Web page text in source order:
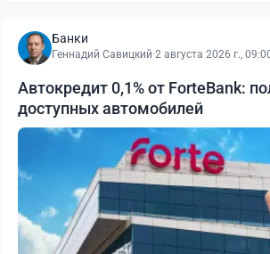
Банки
Геннадий Савицкий·2 августа 2026 г.,
Автокредит 0,1% от ForteBank:
доступных автомобилей